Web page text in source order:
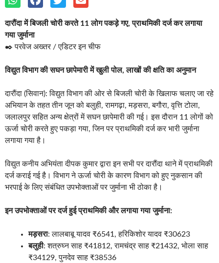
दारौंदा में बिजली चोरी करते 11 लोग पकड़े गए, प्राथमिकी दर्ज कर लगाया
गया जुर्माना
✒️ परवेज अख्तर / एडिटर इन चीफ
विद्युत विभाग की सघन छापेमारी में खुली पोल, लाखों की क्षति का अनुमान
दारौंदा (सिवान): विद्युत विभाग की ओर से बिजली चोरी के खिलाफ चलाए जा रहे
अभियान के तहत तीन जून को बलुही, रामगढ़ा, मड़सरा, बगौरा, वृत्ति टोला,
जलालपुर सहित अन्य क्षेत्रों में सघन छापेमारी की गई। इस दौरान 11 लोगों को
ऊर्जा चोरी करते हुए पकड़ा गया, जिन पर प्राथमिकी दर्ज कर भारी जुर्माना
लगाया गया है।
विद्युत कनीय अभियंता दीपक कुमार द्वारा इन सभी पर दारौंदा थाने में प्राथमिकी
दर्ज कराई गई है। विभाग ने ऊर्जा चोरी के कारण विभाग को हुए नुकसान की
भरपाई के लिए संबंधित उपभोक्ताओं पर जुर्माना भी ठोका है।
इन उपभोक्ताओं पर दर्ज हुई प्राथमिकी और लगाया गया जुर्माना:
मड़सरा: लालबाबू यादव ₹6541, हरिकिशोर यादव ₹30623
बलुही: शत्रुघ्न साह ₹41812, रामचंद्र साह ₹21432, भोला साह
₹34129, पुनदेव साह ₹38536